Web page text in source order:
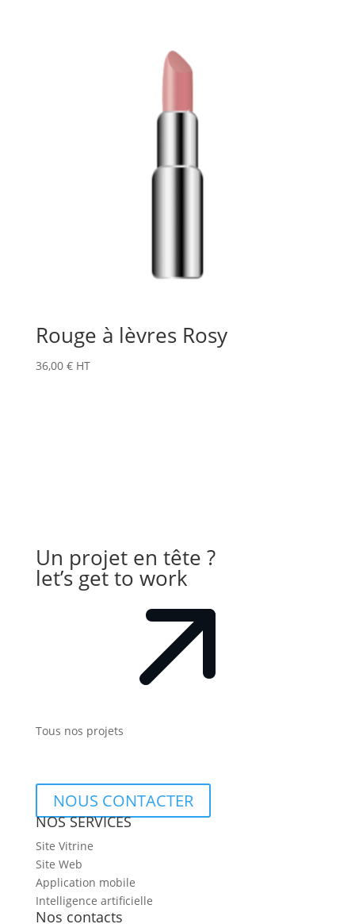
Rouge à lèvres Rosy
36,00 € HT
Un projet en tête ?
let’s get to work
Tous nos projets
NOUS CONTACTER
NOS SERVICES
Site Vitrine
Site Web
Application mobile
Intelligence artificielle
Nos contacts